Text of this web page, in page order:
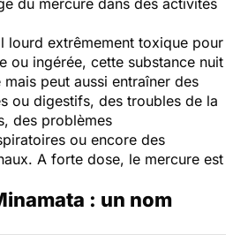
lourd extrêmement toxique pour
ou ingérée, cette substance nuit
peut aussi entraîner des
ou digestifs, des troubles de la
des problèmes
ou encore des
A forte dose, le mercure est
: un nom